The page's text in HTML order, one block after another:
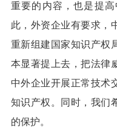
重要的内容，也是提
此，外资企业有要求，
重新组建国家知识产权
本显著提上去，把法律
中外企业开展正常技术
知识产权。同时，我们
的保护。